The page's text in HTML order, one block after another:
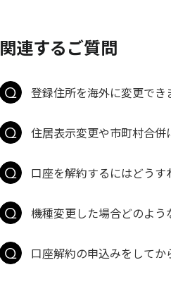
関連するご質問
登録住所を海外に変更でき
住居表示変更や市町村合
口座を解約するにはどうす
機種変更した場合どのよ
口座解約の申込みをして